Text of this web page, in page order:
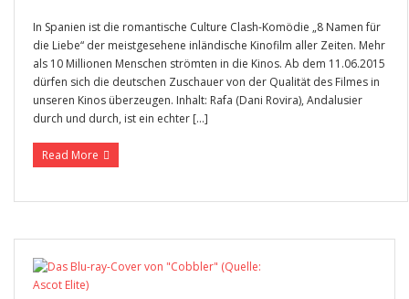
In Spanien ist die romantische Culture Clash-Komödie „8 Namen für
die Liebe“ der meistgesehene inländische Kinofilm aller Zeiten. Mehr
als 10 Millionen Menschen strömten in die Kinos. Ab dem 11.06.2015
dürfen sich die deutschen Zuschauer von der Qualität des Filmes in
unseren Kinos überzeugen. Inhalt: Rafa (Dani Rovira), Andalusier
durch und durch, ist ein echter […]
Read More